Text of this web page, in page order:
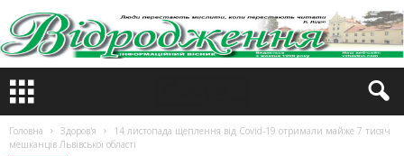
Головна Здоров'я
14 листопада щеплення від Covid-19 отримали майже 7 тисяч
мешканців Львівської області